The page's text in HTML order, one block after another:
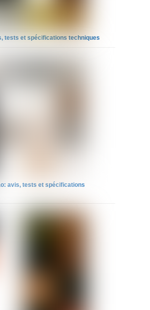
tests et spécifications techniques
avis, tests et spécifications